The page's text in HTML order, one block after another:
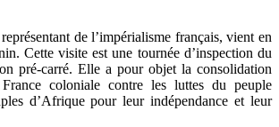
de l’impérialisme français, vient en
Cette visite est une tournée d’inspection du
pré-carré. Elle a pour objet la consolidation
coloniale contre les luttes du peuple
d’Afrique pour leur indépendance et leur